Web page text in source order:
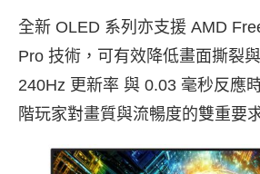
全新 OLED 系列亦支援 AMD
Pro 技術，可有效降低畫面撕裂
240Hz 更新率 與 0.03 毫秒反應
階玩家對畫質與流暢度的雙重要